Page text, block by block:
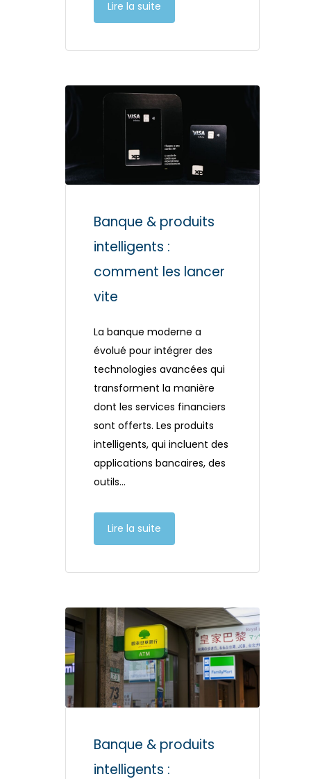
Lire la suite
Banque & produits
intelligents :
comment les lancer
vite
La banque moderne a
évolué pour intégrer des
technologies avancées qui
transforment la manière
dont les services financiers
sont offerts. Les produits
intelligents, qui incluent des
applications bancaires, des
outils…
Lire la suite
Banque & produits
intelligents :